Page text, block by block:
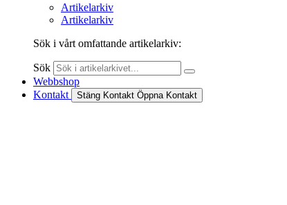
Artikelarkiv
Artikelarkiv
Sök i vårt omfattande artikelarkiv:
Sök
Webbshop
Kontakt
Stäng Kontakt Öppna Kontakt